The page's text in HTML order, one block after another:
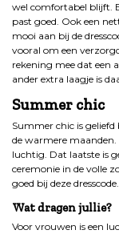
wel comfortabel blijft.
past goed. Ook een
mooi aan bij de
vooral om een
rekening mee dat een
ander extra laagje is
Summer chic
Summer chic is
de warmere
luchtig. Dat laatste is
ceremonie in de volle
goed bij deze dresscode.
Wat dragen jullie?
Voor vrouwen is een